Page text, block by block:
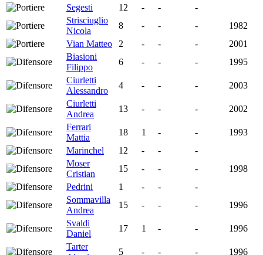
Segesti
12 - -
-
Strisciuglio
Nicola
8 - - -
1982
Vian Matteo
2 - - -
2001
Biasioni
Filippo
6 - - -
1995
Ciurletti
Alessandro
4 - - -
2003
Ciurletti
Andrea
13 - - -
2002
Ferrari
Mattia
18 1 - -
1993
Marinchel
12 - -
-
Moser
Cristian
15 - - -
1998
Pedrini
1 - -
-
Sommavilla
Andrea
15 - - -
1996
Svaldi
Daniel
17 1 - -
1996
Tarter
5 - - - 1996